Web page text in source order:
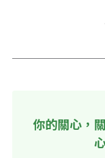
你的關心，